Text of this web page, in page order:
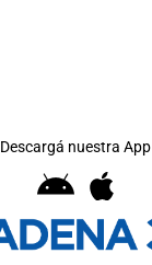
Descargá nuestra App